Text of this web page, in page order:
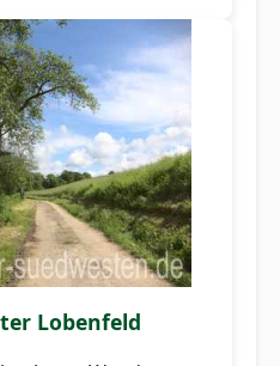
Lobenfeld